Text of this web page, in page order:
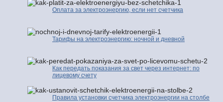
Оплата за электроэнергию, если нет счетчика
Тарифы на электроэнергию: ночной и дневной
Как передать показания за свет через интернет: по
лицевому счету
Правила установки счетчика электроэнергии на столбе